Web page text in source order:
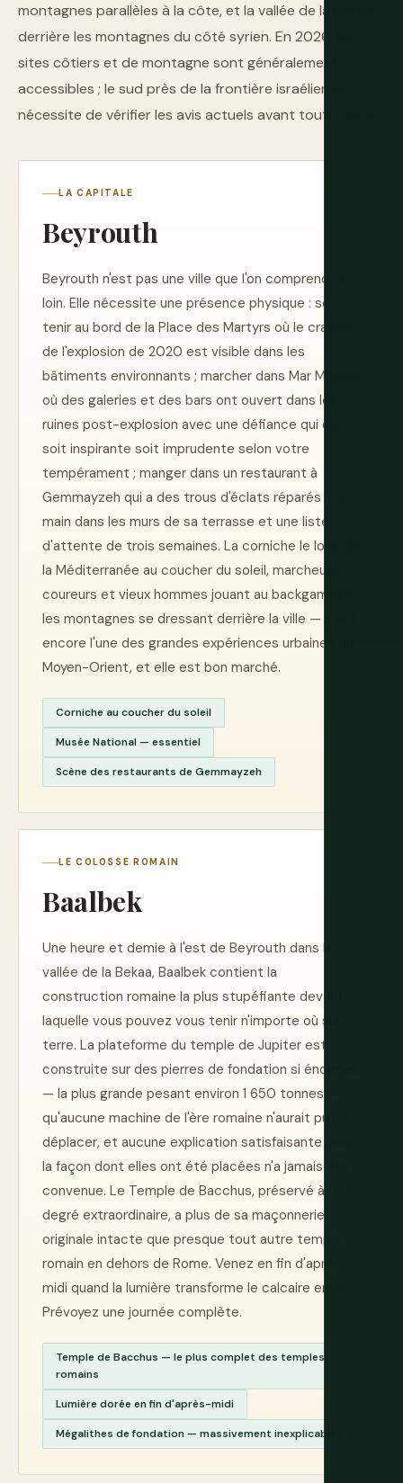
montagnes parallèles à la côte, et la vallée de la Bekaa
derrière les montagnes du côté syrien. En 2026, les
sites côtiers et de montagne sont généralement
accessibles ; le sud près de la frontière israélienne
nécessite de vérifier les avis actuels avant toute visite.
LA CAPITALE
Beyrouth
Beyrouth n'est pas une ville que l'on comprend de
loin. Elle nécessite une présence physique : se
tenir au bord de la Place des Martyrs où le cratère
de l'explosion de 2020 est visible dans les
bâtiments environnants ; marcher dans Mar Mikhael
où des galeries et des bars ont ouvert dans les
ruines post-explosion avec une défiance qui est
soit inspirante soit imprudente selon votre
tempérament ; manger dans un restaurant à
Gemmayzeh qui a des trous d'éclats réparés à la
main dans les murs de sa terrasse et une liste
d'attente de trois semaines. La corniche le long de
la Méditerranée au coucher du soleil, marcheurs,
coureurs et vieux hommes jouant au backgammon,
les montagnes se dressant derrière la ville — c'est
encore l'une des grandes expériences urbaines du
Moyen-Orient, et elle est bon marché.
Corniche au coucher du soleil
Musée National — essentiel
Scène des restaurants de Gemmayzeh
LE COLOSSE ROMAIN
Baalbek
Une heure et demie à l'est de Beyrouth dans la
vallée de la Bekaa, Baalbek contient la
construction romaine la plus stupéfiante devant
laquelle vous pouvez vous tenir n'importe où sur
terre. La plateforme du temple de Jupiter est
construite sur des pierres de fondation si énormes
— la plus grande pesant environ 1 650 tonnes —
qu'aucune machine de l'ère romaine n'aurait pu les
déplacer, et aucune explication satisfaisante pour
la façon dont elles ont été placées n'a jamais été
convenue. Le Temple de Bacchus, préservé à un
degré extraordinaire, a plus de sa maçonnerie
originale intacte que presque tout autre temple
romain en dehors de Rome. Venez en fin d'après-
midi quand la lumière transforme le calcaire en or.
Prévoyez une journée complète.
Temple de Bacchus — le plus complet des temples
romains
Lumière dorée en fin d'après-midi
Mégalithes de fondation — massivement inexplicables